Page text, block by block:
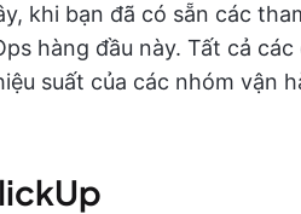
khi bạn đã có sẵn các
hàng đầu này. Tất cả
suất của các nhóm vận